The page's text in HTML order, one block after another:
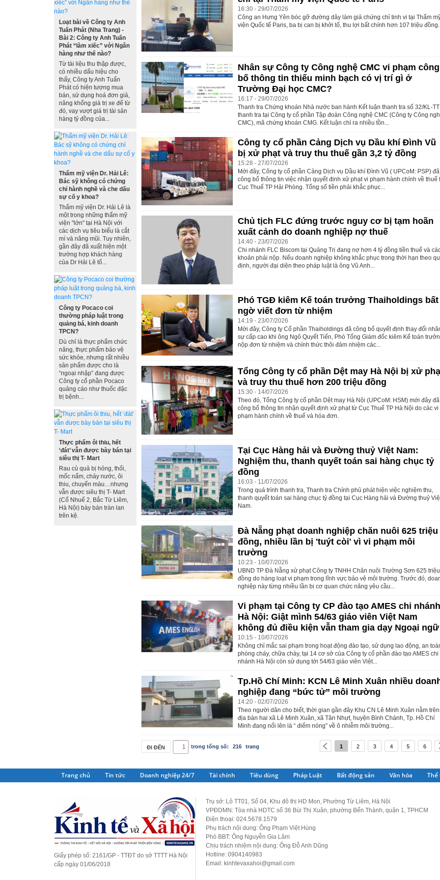
Loạt bài về Công ty Anh
Tuấn Phát (Nha Trang) -
Bài 2: Công ty Anh Tuấn
Phát “làm xiếc” với Ngân
hàng như thế nào?
Từ tài liệu thu thập được,
có nhiều dấu hiệu cho
thấy, Công ty Anh Tuấn
Phát có hiện tượng mua
bán, sử dụng hoá đơn giả,
nâng khống giá trị xe để từ
đó, vay vượt giá trị tài sản
hàng tỷ đồng của...
Thẩm mỹ viện Dr. Hải Lê:
Bác sỹ không có chứng
chỉ hành nghề và che dấu
sự cố y khoa?
Thẩm mỹ viện Dr. Hải Lê là
một trong những thẩm mỹ
viện "lớn" tại Hà Nội với
các dịch vụ tiêu biểu là cắt
mí và nâng mũi. Tuy nhiên,
gần đây đã xuất hiện một
trường hợp khách hàng
của Dr Hải Lê tố...
Công ty Pocaco coi
thường pháp luật trong
quảng bá, kinh doanh
TPCN?
Dù chỉ là thực phẩm chức
năng, thực phẩm bảo vệ
sức khỏe, nhưng rất nhiều
sản phẩm được cho là
“ngoại nhập” đang được
Công ty cổ phần Pocaco
quảng cáo như thuốc đặc
trị bệnh...
Thực phẩm ôi thiu, hết
‘đát’ vẫn được bày bán tại
siêu thị T- Mart
Rau củ quả bị hỏng, thối,
mốc nấm, chảy nước, ôi
thiu, chuyển màu…nhưng
vẫn được siêu thị T- Mart
(Cổ Nhuế 2, Bắc Từ Liêm,
Hà Nội) bày bán tràn lan
trên kệ.
16:30 - 29/07/2026
Công an Hưng Yên bóc gỡ đường dây làm giả chứng chỉ tinh vi tại Thẩm
viện Quốc tế Paris, ba bị can bị khởi tố, thu lợi bất chính hơn 107 triệu đồng.
Nhân sự Công ty Công nghệ CMC vi phạm công
bố thông tin thiếu minh bạch có vị trí gì ở
Trường Đại học CMC?
16:17 - 29/07/2026
Thanh tra Chứng khoán Nhà nước ban hành Kết luận thanh tra số 32/KL-TT
thanh tra tại Công ty cổ phần Tập đoàn Công nghệ CMC (Công ty Công
CMC), mã chứng khoán CMG. Kết luận chỉ ra nhiều tồn...
Công ty cổ phần Cảng Dịch vụ Dầu khí Đình Vũ
bị xử phạt và truy thu thuế gần 3,2 tỷ đồng
15:28 - 27/07/2026
Mới đây, Công ty cổ phần Cảng Dịch vụ Dầu khí Đình Vũ ( UPCoM: PSP) đã
công bố thông tin việc nhận quyết định xử phạt vi phạm hành chính về thuế
Cục Thuế TP Hải Phòng. Tổng số tiền phải khắc phục...
Chủ tịch FLC đứng trước nguy cơ bị tạm hoãn
xuất cảnh do doanh nghiệp nợ thuế
14:40 - 23/07/2026
Chi nhánh FLC Biscom tại Quảng Trị đang nợ hơn 4 tỷ đồng tiền thuế và
khoản phải nộp. Nếu doanh nghiệp không khắc phục trong thời hạn theo
định, người đại diện theo pháp luật là ông Vũ Anh...
Phó TGĐ kiêm Kế toán trưởng Thaiholdings bất
ngờ viết đơn từ nhiệm
14:19 - 23/07/2026
Mới đây, Công ty Cổ phần Thaiholdings đã công bố quyết định thay đổi
sự cấp cao khi ông Ngô Quyết Tiến, Phó Tổng Giám đốc kiêm Kế toán
nộp đơn từ nhiệm và chính thức thôi đảm nhiệm các...
Tổng Công ty cổ phần Dệt may Hà Nội bị xử
và truy thu thuế hơn 200 triệu đồng
15:30 - 14/07/2026
Theo đó, Tổng Công ty cổ phần Dệt may Hà Nội (UPCoM: HSM) mới đây đã
công bố thông tin nhận quyết định xử phạt từ Cục Thuế TP Hà Nội do các vi
phạm hành chính về thuế và hóa đơn.
Tại Cục Hàng hải và Đường thuỷ Việt Nam:
Nghiệm thu, thanh quyết toán sai hàng chục tỷ
đồng
16:03 - 11/07/2026
Trong quá trình thanh tra, Thanh tra Chính phủ phát hiện việc nghiệm thu,
thanh quyết toán sai hàng chục tỷ đồng tại Cục Hàng hải và Đường thuỷ
Nam.
Đà Nẵng phạt doanh nghiệp chăn nuôi 625 triệu
đồng, nhiều lần bị 'tuýt còi' vì vi phạm môi
trường
10:23 - 10/07/2026
UBND TP Đà Nẵng xử phạt Công ty TNHH Chăn nuôi Trường Sơn 625 triệu
đồng do hàng loạt vi phạm trong lĩnh vực bảo vệ môi trường. Trước đó,
nghiệp này từng nhiều lần bị cơ quan chức năng yêu cầu...
Vi phạm tại Công ty CP đào tạo AMES chi nhánh
Hà Nội: Giật mình 54/63 giáo viên Việt Nam
không đủ điều kiện vẫn tham gia dạy Ngoại ngữ
10:15 - 10/07/2026
Không chỉ mắc sai phạm trong hoạt động đào tạo, sử dụng lao động, an
phòng cháy, chữa cháy, tại 14 cơ sở của Công ty cổ phần đào tạo AMES chi
nhánh Hà Nội còn sử dụng tới 54/63 giáo viên Việt...
Tp.Hồ Chí Minh: KCN Lê Minh Xuân nhiều
nghiệp đang “bức tử” môi trường
14:20 - 02/07/2026
Theo người dân cho biết, thời gian gần đây Khu CN Lê Minh Xuân nằm trên
địa bàn hai xã Lê Minh Xuân, xã Tân Nhựt, huyện Bình Chánh, Tp. Hồ Chí
Minh đang nổi lên là “ điểm nóng” về ô nhiễm môi trường...
trong tổng số: 216 trang 1 2 3 4 5 6
Trang chủ Tin tức Doanh nghiệp 24/7 Tài chính Tiêu dùng Pháp Luật Bất động sản Văn hóa Thể
Giấy phép số: 2161/GP - TTĐT do sở TTTT Hà Nội
cấp ngày 01/06/2018
Trụ sở: Lô TT01, Số 04, Khu đô thị HD Mon, Phường Từ Liêm, Hà Nội
VPĐDMN: Tòa nhà HDTC số 36 Bùi Thị Xuân, phường Bến Thành, quận 1, TPHCM
Điện thoại: 024.5678.1579
Phụ trách nội dung: Ông Phạm Việt Hùng
Phó BBT: Ông Nguyễn Gia Lâm
Chịu trách nhiệm nội dung: Ông Đỗ Anh Dũng
Hotline: 0904140983
Email: kinhtevaxahoi@gmail.com